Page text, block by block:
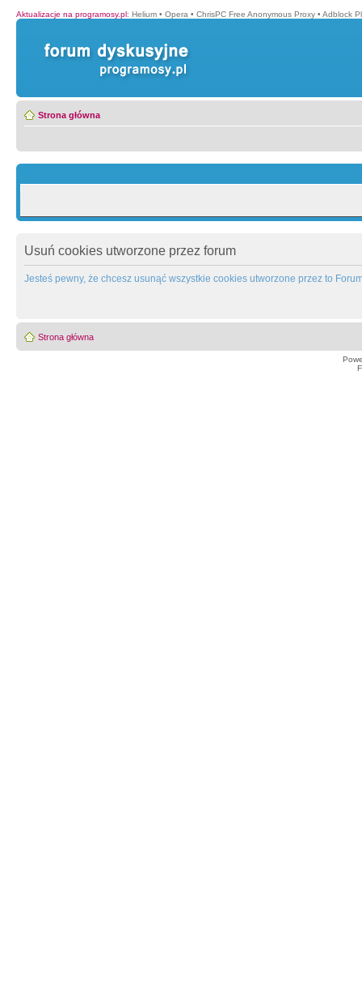
Aktualizacje na programosy.pl: Helium • Opera • ChrisPC Free Anonymous Proxy • Adblock
Strona główna
Usuń cookies utworzone przez forum
Jesteś pewny, że chcesz usunąć wszystkie cookies utworzone przez to
Strona główna